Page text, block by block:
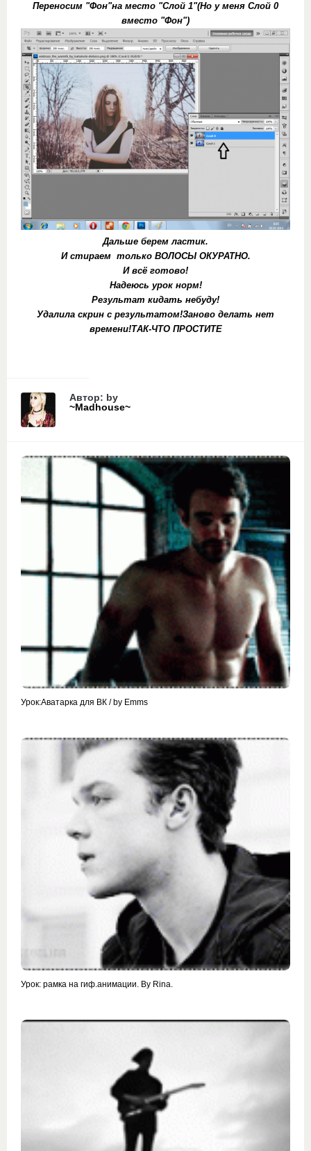
Переносим "Фон"на место "Слой 1"(Но у меня Слой 0
вместо "Фон")
Дальше берем ластик.
И стираем только ВОЛОСЫ ОКУРАТНО.
И всё готово!
Надеюсь урок норм!
Результат кидать небуду!
Удалила скрин с результатом!Заново делать нет
времени!ТАК-ЧТО ПРОСТИТЕ
Автор: by
~Madhouse~
Урок:Аватарка для ВК / by Emms
Урок: рамка на гиф.анимации. By Rina.